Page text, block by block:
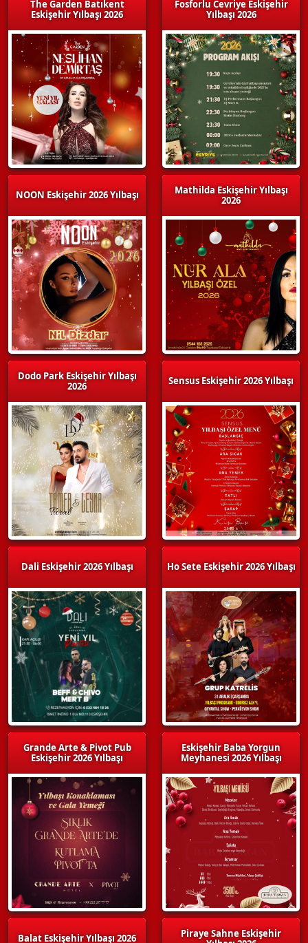
The Garden Batıkent
Eskişehir Yılbaşı 2026
NOON Eskişehir 2026 Yılbaşı
Dodo Park Eskişehir Yılbaşı
2026
Dali Eskişehir 2026 Yılbaşı
Grande Arte & Pivot Pub
Eskişehir 2026 Yılbaşı
Balat Eskişehir Yılbaşı 2026
Fosforlu Cevriye Eskişehir
Yılbaşı 2026
Mathilda Eskişehir Yılbaşı
2026
Sensus Eskişehir 2026 Yılbaşı
Ho Sete Eskişehir 2026 Yılbaşı
Eskişehir Baba Yorgun
Meyhanesi 2026 Yılbaşı
Piraye Sahne Eskişehir